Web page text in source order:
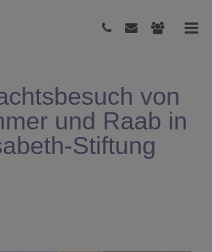
von
und Raab in
Stiftung